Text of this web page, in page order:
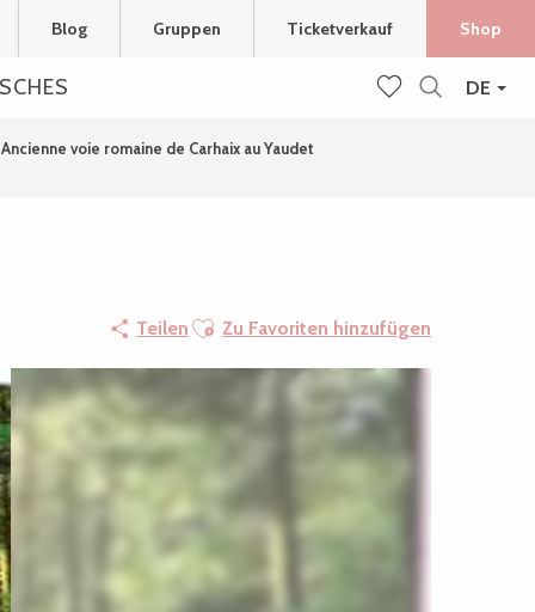
DE
Blog Gruppen Ticketverkauf Shop
Ancienne voie romaine de Carhaix au Yaudet
Teilen Ajouter aux favoris
Zu Favoriten hinzufügen